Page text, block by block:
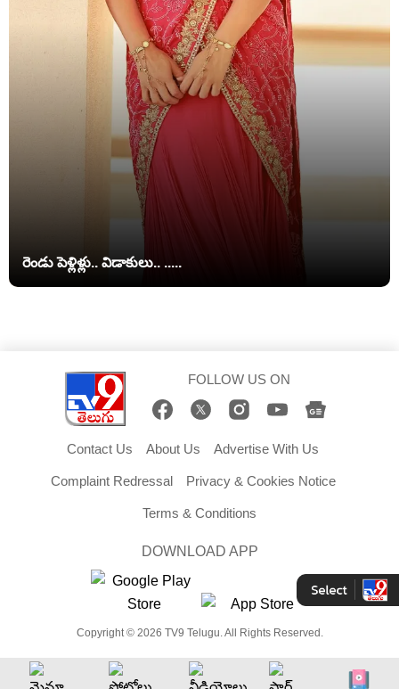
రెండు పెళ్లిళ్లు.. విడాకులు.. .....
FOLLOW US ON
Contact Us About Us Advertise With Us
Complaint Redressal Privacy & Cookies Notice
Terms & Conditions
DOWNLOAD APP
Copyright © 2026 TV9 Telugu. All Rights Reserved.